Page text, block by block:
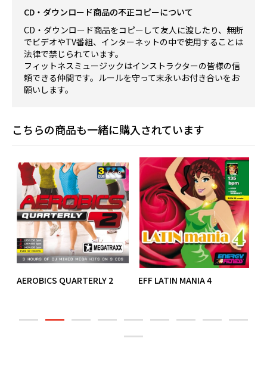
CD・ダウンロード商品の不正コピーについて
CD・ダウンロード商品をコピーして友人に渡したり、無断
でビデオやTV番組、インターネットの中で使用することは
法律で禁じられています。
フィットネスミュージックはインストラクターの皆様の信
頼できる仲間です。ルールを守って末永いお付き合いをお
願いします。
こちらの商品も一緒に購入されています
AEROBICS QUARTERLY 2 EFF LATIN MANIA 4